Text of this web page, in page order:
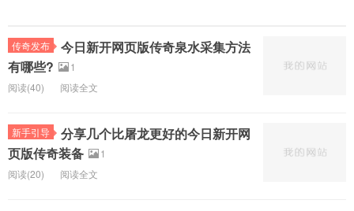
传奇发布
今日新开网页版传奇泉水采集方法
有哪些?
1
阅读(40)
阅读全文
新手引导
分享几个比屠龙更好的今日新开网
页版传奇装备
1
阅读(20)
阅读全文